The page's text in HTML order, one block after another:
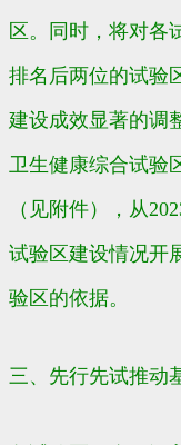
区。同时，将对各
排名后两位的试验
建设成效显著的调
卫生健康综合试验
（见附件），从
试验区建设情况开
验区的依据。
三、先行先试推动